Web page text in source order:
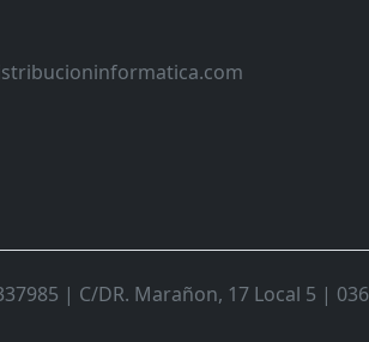
| C/DR. Marañon, 17 Local 5 |